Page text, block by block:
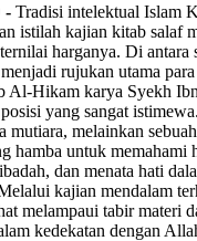
- Tradisi intelektual Islam
istilah kajian kitab salaf
harganya. Di antara
rujukan utama
Al-Hikam karya Syekh
yang sangat
mutiara, melainkan
hamba untuk memahami
dan menata hati
kajian mendalam
melampaui tabir materi
kedekatan dengan